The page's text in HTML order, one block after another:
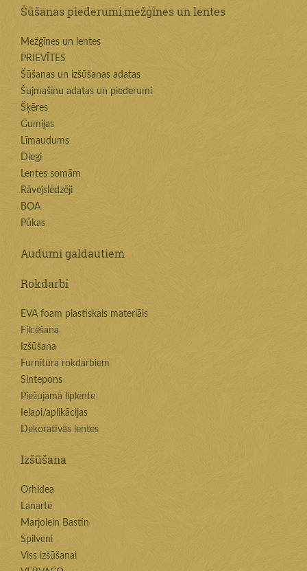
Šūšanas piederumi,mežģīnes un lentes
Mežģīnes un lentes
PRIEVĪTES
Šūšanas un izšūšanas adatas
Šujmašīnu adatas un piederumi
Šķēres
Gumijas
Līmaudums
Diegi
Lentes somām
Rāvejslēdzēji
BOA
Pūkas
Audumi galdautiem
Rokdarbi
EVA foam plastiskais materiāls
Filcēšana
Izšūšana
Furnitūra rokdarbiem
Sintepons
Piešujamā līplente
Ielapi/aplikācijas
Dekoratīvās lentes
Izšūšana
Orhidea
Lanarte
Marjolein Bastin
Spilveni
Viss izšūšanai